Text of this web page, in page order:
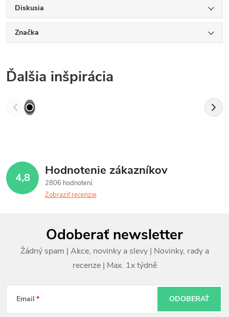
Diskusia
Značka
Ďalšia inšpirácia
4,8 Hodnotenie zákazníkov
2806 hodnotení
Zobraziť recenzie
ä
Odoberať newsletter
Email ODOBERAŤ